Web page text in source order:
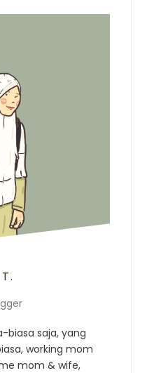
biasa saja, yang
working mom
mom & wife,